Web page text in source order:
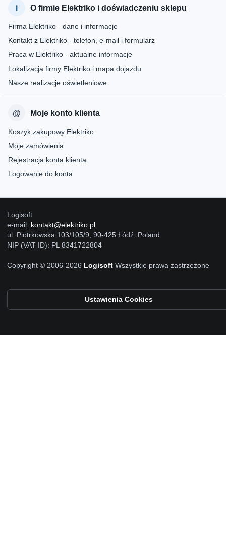
O firmie Elektriko i doświadczeniu sklepu
Firma Elektriko - dane i informacje
Kontakt z Elektriko - telefon, e-mail i formularz
Praca w Elektriko - aktualne informacje
Lokalizacja firmy Elektriko i mapa dojazdu
Nasze realizacje oświetleniowe
Moje konto klienta
Koszyk zakupowy Elektriko
Moje zamówienia
Rejestracja konta klienta
Logowanie do konta
Logisoft
e-mail: kontakt@elektriko.pl
ul. Piotrkowska 103/105/9, 90-425 Łódź, Poland
NIP (VAT ID): PL 8341722804
Copyright © 2006-2026 Logisoft Wszystkie prawa zastrzeżone
Ustawienia Cookies